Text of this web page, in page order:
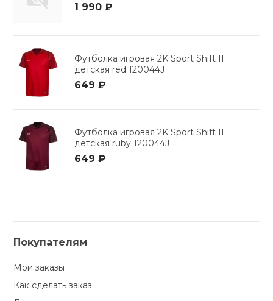
1 990 ₽
Футболка игровая 2K Sport Shift II
детская red 120044J
649 ₽
Футболка игровая 2K Sport Shift II
детская ruby 120044J
649 ₽
Покупателям
Мои заказы
Как сделать заказ